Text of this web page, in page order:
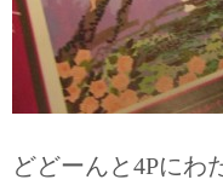
どどーんと4Pにわ